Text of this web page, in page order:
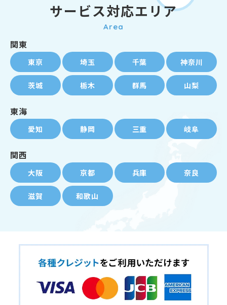
サービス対応エリア
Area
関東
東京 埼玉 千葉 神奈川
茨城 栃木 群馬 山梨
東海
愛知 静岡 三重 岐阜
関西
大阪 京都 兵庫 奈良
滋賀 和歌山